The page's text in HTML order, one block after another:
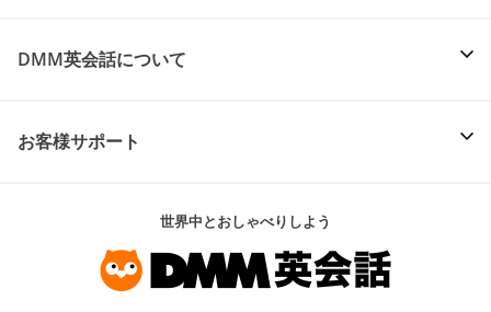
DMM英会話について
お客様サポート
世界中とおしゃべりしよう